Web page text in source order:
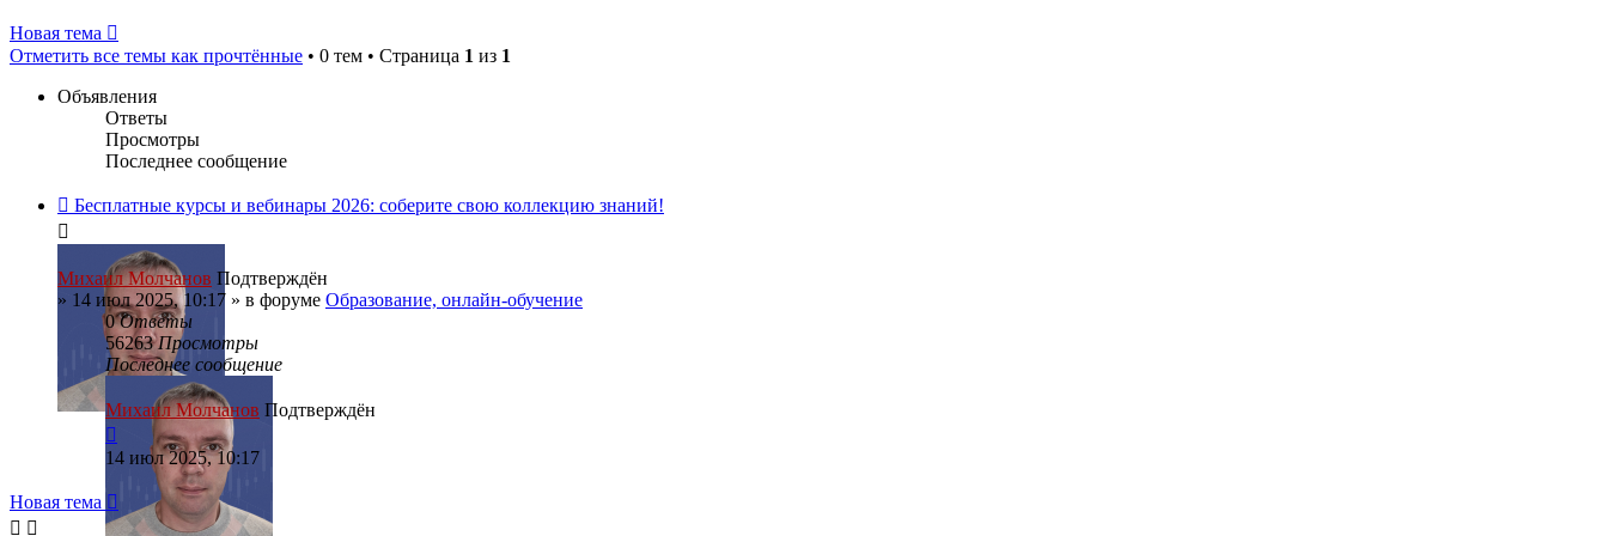
Новая тема
Отметить все темы как прочтённые • 0 тем • Страница 1 из 1
Объявления
Ответы
Просмотры
Последнее сообщение
Бесплатные курсы и вебинары 2026: соберите свою коллекцию знаний!
Михаил Молчанов Подтверждён
» 14 июл 2025, 10:17 » в форуме Образование, онлайн-обучение
0Ответы
56263Просмотры
Последнее сообщение
Михаил Молчанов Подтверждён
14 июл 2025, 10:17
Новая тема